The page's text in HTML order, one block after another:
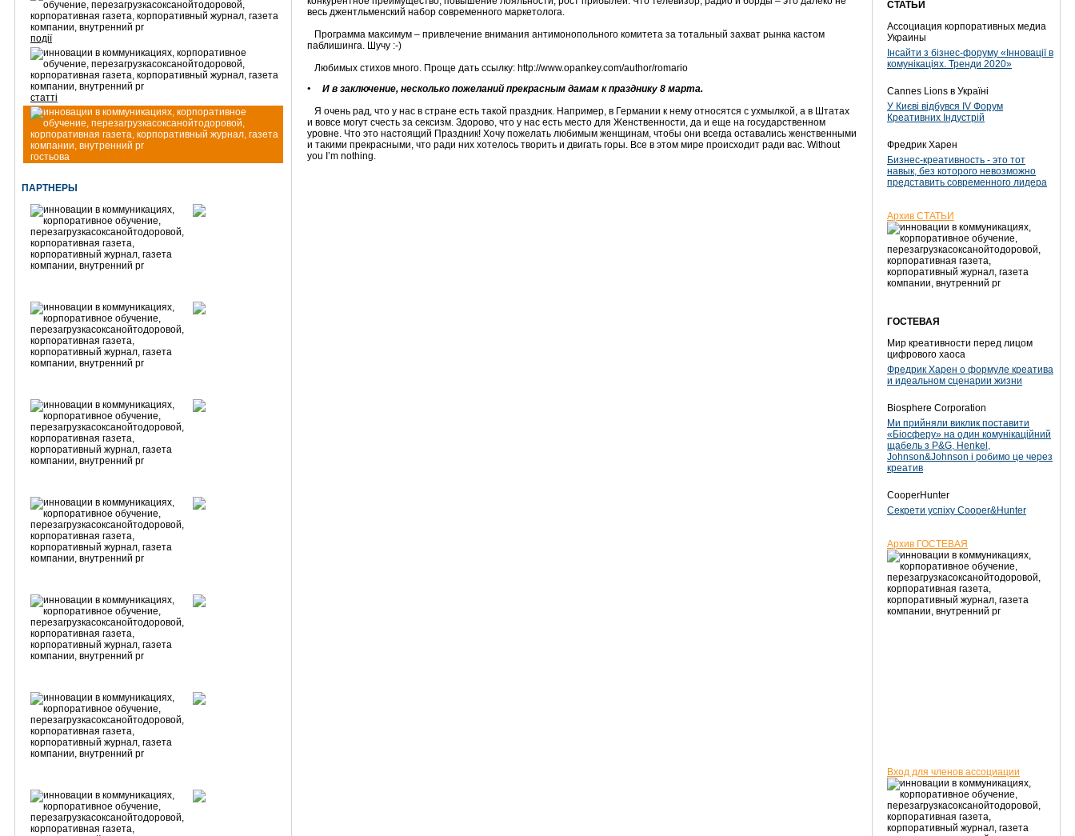
події
статті
гостьова
ПАРТНЕРЫ
весь джентльменский набор современного маркетолога.
Программа максимум – привлечение внимания антимонопольного комитета за тотальный захват рынка кастом
паблишинга. Шучу :-)
Любимых стихов много. Проще дать ссылку: http://www.opankey.com/author/romario
• И в заключение, несколько пожеланий прекрасным дамам к празднику 8 марта.
Я очень рад, что у нас в стране есть такой праздник. Например, в Германии к нему относятся с ухмылкой, а в Штатах
и вовсе могут счесть за сексизм. Здорово, что у нас есть место для Женственности, да и еще на государственном
уровне. Что это настоящий Праздник! Хочу пожелать любимым женщинам, чтобы они всегда оставались женственными
и такими прекрасными, что ради них хотелось творить и двигать горы. Все в этом мире происходит ради вас. Without
you I’m nothing.
СТАТЬИ
Ассоциация корпоративных медиа
Украины
Інсайти з бізнес-форуму «Інновації в
комунікаціях. Тренди 2020»
Cannes Lions в Україні
У Києві відбувся IV Форум
Креативних Індустрій
Фредрик Харен
Бизнес-креативность - это тот
навык, без которого невозможно
представить современного лидера
Архив СТАТЬИ
ГОСТЕВАЯ
Мир креативности перед лицом
цифрового хаоса
Фредрик Харен о формуле креатива
и идеальном сценарии жизни
Biosphere Corporation
Ми прийняли виклик поставити
«Біосферу» на один комунікаційний
щабель з P&G, Henkel,
Johnson&Johnson і робимо це через
креатив
CooperHunter
Секрети успіху Cooper&Hunter
Архив ГОСТЕВАЯ
Вход для членов ассоциации